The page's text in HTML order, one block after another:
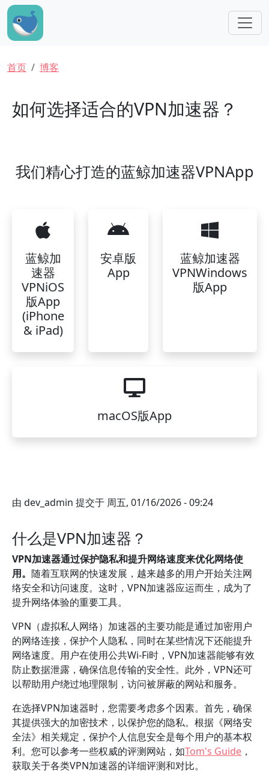
跳转到主要内容
面包屑
首页 博客
如何选择适合的VPN加速器？
我们精心打造的蓝鲸加速器VPNApp
蓝鲸加
速器
VPNiOS
版App
(iPhone
& iPad)
安卓版
App
蓝鲸加速器
VPNWindows
版App
macOS版App
由 dev_admin 提交于 周五, 01/16/2026 - 09:24
什么是VPN加速器？
VPN加速器通过保护隐私和提升网络速度来优化网络使
用。 随着互联网的快速发展，越来越多的用户开始关注网
络安全和访问速度。这时，VPN加速器应运而生，成为了
提升网络体验的重要工具。
VPN（虚拟私人网络）加速器的主要功能是通过加密用户
的网络连接，保护个人隐私，同时在某些情况下还能提升
网络速度。用户在使用公共Wi-Fi时，VPN加速器能够有效
防止数据泄露，确保信息传输的安全性。此外，VPN还可
以帮助用户绕过地理限制，访问被屏蔽的网站和服务。
在选择VPN加速器时，您需要考虑多个因素。首先，确保
其提供强大的加密技术，以保护您的隐私。根据《网络安
全法》相关规定，保护个人信息安全是每个用户的基本权
利。您可以参考一些权威的评测网站，如Tom's Guide ，
获取关于各类VPN加速器的详细评测和对比。